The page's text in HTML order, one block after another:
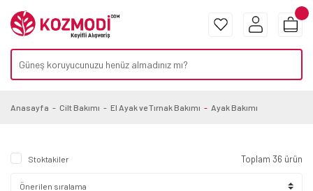
Anasayfa Cilt Bakımı El Ayak ve Tırnak Bakımı Ayak Bakımı
Stoktakiler Toplam 36 ürün